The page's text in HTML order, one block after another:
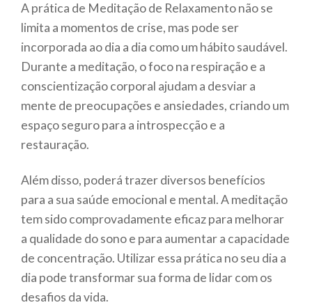
A prática de Meditação de Relaxamento não se
limita a momentos de crise, mas pode ser
incorporada ao dia a dia como um hábito saudável.
Durante a meditação, o foco na respiração e a
conscientização corporal ajudam a desviar a
mente de preocupações e ansiedades, criando um
espaço seguro para a introspecção e a
restauração.
Além disso, poderá trazer diversos benefícios
para a sua saúde emocional e mental. A meditação
tem sido comprovadamente eficaz para melhorar
a qualidade do sono e para aumentar a capacidade
de concentração. Utilizar essa prática no seu dia a
dia pode transformar sua forma de lidar com os
desafios da vida.